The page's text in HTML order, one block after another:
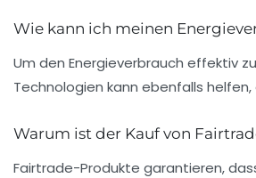
Wie kann ich meinen
Um den Energieverbrauch effektiv
Technologien kann ebenfalls
Warum ist der Kauf von
Fairtrade-Produkte garantieren,